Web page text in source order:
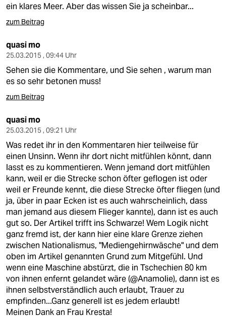
ein klares Meer. Aber das wissen Sie ja scheinbar...
zum Beitrag
quasi mo
25.03.2015 , 09:44 Uhr
Sehen sie die Kommentare, und Sie sehen , warum man
es so sehr betonen muss!
zum Beitrag
quasi mo
25.03.2015 , 09:21 Uhr
Was redet ihr in den Kommentaren hier teilweise für
einen Unsinn. Wenn ihr dort nicht mitfühlen könnt, dann
lasst es zu kommentieren. Wenn jemand dort mitfühlen
kann, weil er die Strecke schon öfter geflogen ist oder
weil er Freunde kennt, die diese Strecke öfter fliegen (und
ja, über in paar Ecken ist es auch wahrscheinlich, dass
man jemand aus diesem Flieger kannte), dann ist es auch
gut so. Der Artikel trifft ins Schwarze! Wem Logik nicht
ganz fremd ist, der kann hier eine klare Grenze ziehen
zwischen Nationalismus, "Mediengehirnwäsche" und dem
oben im Artikel genannten Grund zum Mitgefühl. Und
wenn eine Maschine abstürzt, die in Tschechien 80 km
von ihnen enfernt gelandet wäre (@Anamolie), dann ist es
ihnen selbstverständlich auch erlaubt, Trauer zu
empfinden...Ganz generell ist es jedem erlaubt!
Meinen Dank an Frau Kresta!